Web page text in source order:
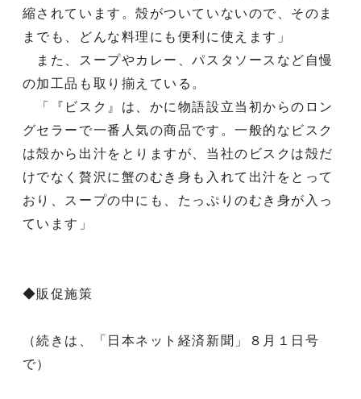
縮されています。殻がついていないので、そのま
までも、どんな料理にも便利に使えます」
また、スープやカレー、パスタソースなど自慢
の加工品も取り揃えている。
「『ビスク』は、かに物語設立当初からのロン
グセラーで一番人気の商品です。一般的なビスク
は殻から出汁をとりますが、当社のビスクは殻だ
けでなく贅沢に蟹のむき身も入れて出汁をとって
おり、スープの中にも、たっぷりのむき身が入っ
ています」
◆販促施策
（続きは、「日本ネット経済新聞」８月１日号
で）